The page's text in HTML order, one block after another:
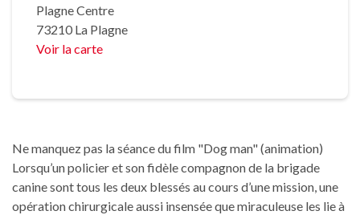
Plagne Centre
73210 La Plagne
Voir la carte
Ne manquez pas la séance du film "Dog man" (animation)
Lorsqu’un policier et son fidèle compagnon de la brigade
canine sont tous les deux blessés au cours d’une mission, une
opération chirurgicale aussi insensée que miraculeuse les lie à